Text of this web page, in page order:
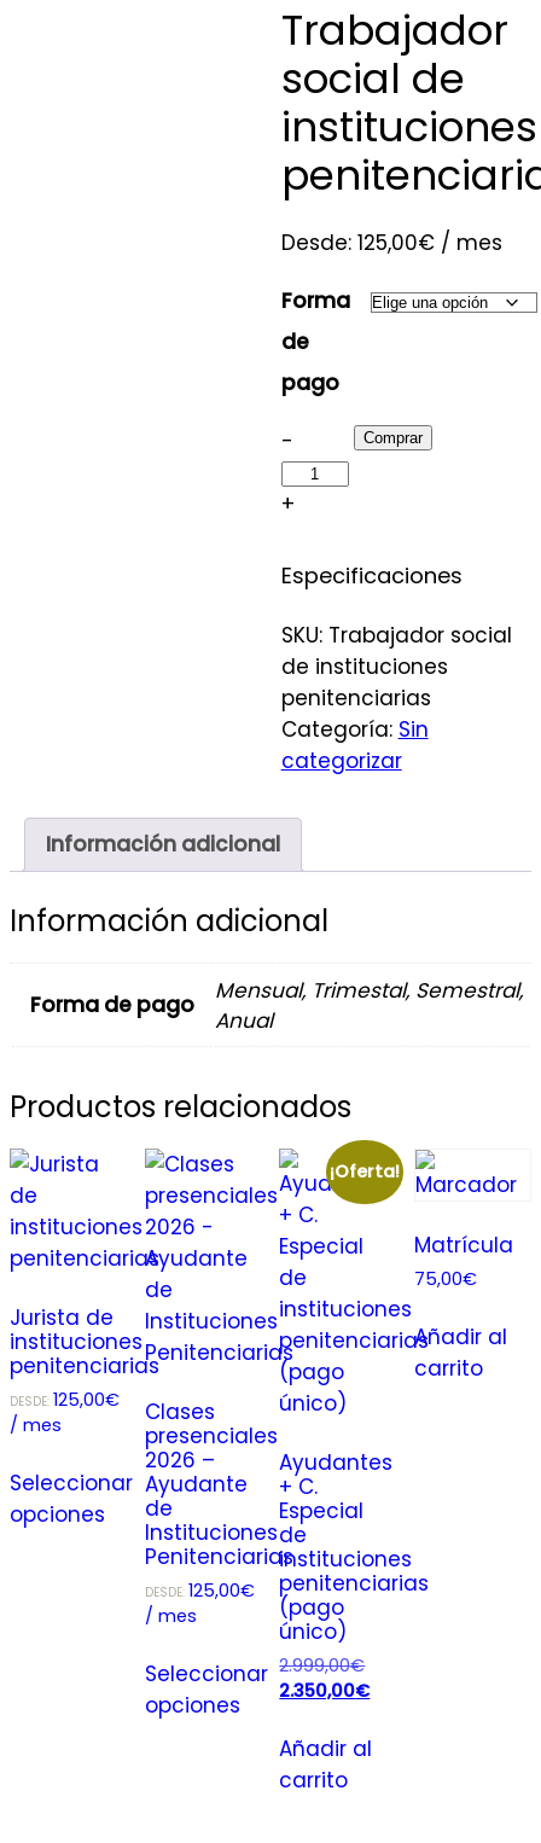
Trabajador
social de
instituciones
Desde: 125,00€ / mes
Forma
de
pago
-
+
Comprar
Especificaciones
SKU: Trabajador social
de instituciones
penitenciarias
Categoría: Sin
categorizar
Información adicional
Información adicional
Forma de pago
Mensual, Trimestal, Semestral,
Anual
Productos relacionados
Jurista de
instituciones
penitenciarias
DESDE: 125,00€
/ mes
Seleccionar
opciones
Clases
presenciales
2026 –
Ayudante
de
Instituciones
Penitenciarias
DESDE: 125,00€
/ mes
Seleccionar
opciones
¡Oferta!
Ayudantes
+ C.
Especial
de
instituciones
penitenciarias
(pago
único)
2.999,00€
2.350,00€
Añadir al
carrito
Matrícula
75,00€
Añadir al
carrito